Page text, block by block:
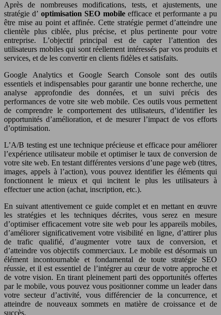
Après de nombreuses modifications, tests, et ajustements, une
stratégie d’ optimisation SEO mobileefficace et performante a pu
être mise au point et affinée. Cette stratégie permet d’atteindre une
clientèle plus ciblée, plus précise, et plus pertinente pour votre
entreprise. L’objectif principal est de capter l’attention des
utilisateurs mobiles qui sont réellement intéressés par vos produits et
services, et de les convertir en clients fidèles et satisfaits.
Google Analytics et Google Search Console sont des outils
essentiels et indispensables pour garantir une bonne recherche, une
analyse approfondie des données, et un suivi précis des
performances de votre site web mobile. Ces outils vous permettent
de comprendre le comportement des utilisateurs, d’identifier les
opportunités d’amélioration, et de mesurer l’impact de vos efforts
d’optimisation.
L’A/B testing est une technique précieuse et efficace pour améliorer
l’expérience utilisateur mobile et optimiser le taux de conversion de
votre site web. En testant différentes versions d’une page web (titres,
images, appels à l’action), vous pouvez identifier les éléments qui
fonctionnent le mieux et qui incitent le plus les utilisateurs à
effectuer une action (achat, inscription, etc.).
En suivant attentivement ce guide complet et en mettant en œuvre
les stratégies et les techniques décrites, vous serez en mesure
d’optimiser efficacement votre site web pour les appareils mobiles,
d’améliorer significativement votre visibilité en ligne, d’attirer plus
de trafic qualifié, d’augmenter votre taux de conversion, et
d’atteindre vos objectifs commerciaux. Le mobile est désormais un
élément incontournable et fondamental de toute stratégie SEO
réussie, et il est essentiel de l’intégrer au cœur de votre approche et
de votre vision. En tirant pleinement parti des opportunités offertes
par le mobile, vous pouvez vous positionner comme un leader dans
votre secteur d’activité, vous différencier de la concurrence, et
atteindre de nouveaux sommets en matière de croissance et de
succès.